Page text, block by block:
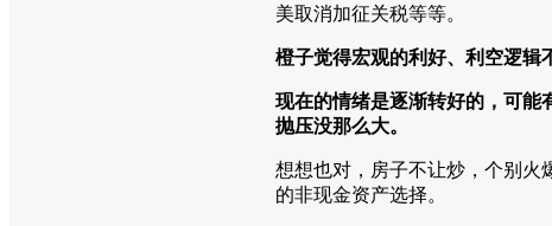
美取消加征关税等等。
橙子觉得宏观的利好、利空逻辑
现在的情绪是逐渐转好的，可能
抛压没那么大。
想想也对，房子不让炒，个别火
的非现金资产选择。